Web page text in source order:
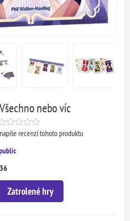
nebo víc
recenzi tohoto produktu
Zatrolené hry